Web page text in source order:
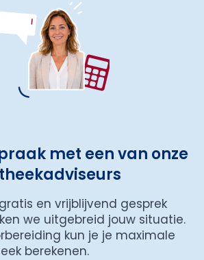
met een van onze
en vrijblijvend gesprek
we uitgebreid jouw situatie.
kun je je maximale
berekenen.